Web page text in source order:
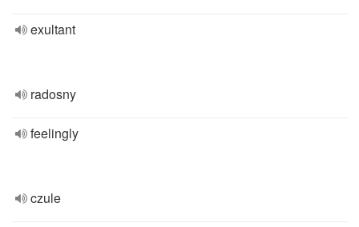
exultant
radosny
feelingly
czule